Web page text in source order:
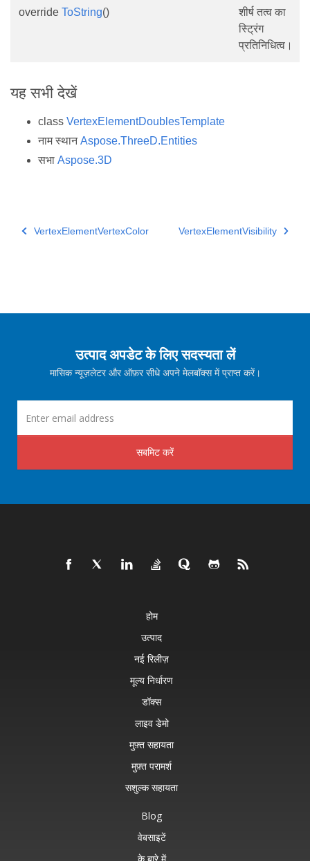
override ToString()
शीर्ष तत्व का
स्ट्रिंग
प्रतिनिधित्व।
यह सभी देखें
class VertexElementDoublesTemplate
नाम स्थानAspose.ThreeD.Entities
सभा Aspose.3D
VertexElementVertexColor VertexElementVisibility
उत्पाद अपडेट के लिए सदस्यता लें
मासिक न्यूज़लेटर और ऑफ़र सीधे अपने मेलबॉक्स में प्राप्त करें।
सबमिट करें
होम
उत्पाद
नई रिलीज़
मूल्य निर्धारण
डॉक्स
लाइव डेमो
मुफ़्त सहायता
मुफ़्त परामर्श
सशुल्क सहायता
Blog
वेबसाइटें